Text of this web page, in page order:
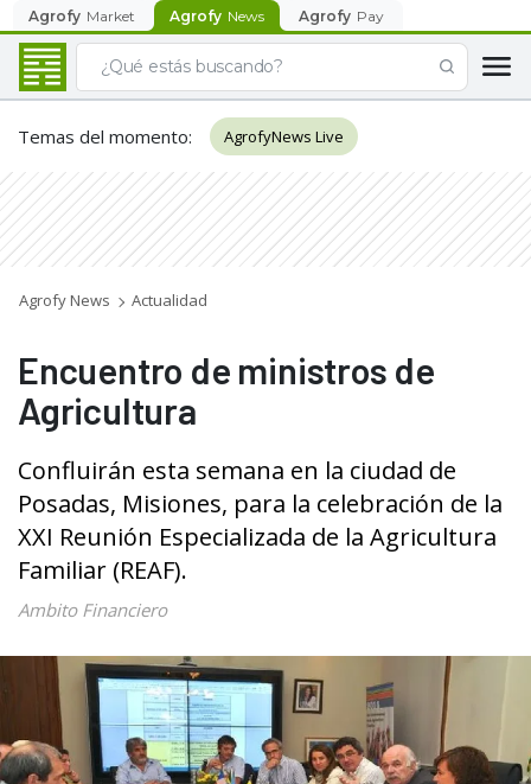
Agrofy Market Agrofy News Agrofy Pay
Temas del momento: AgrofyNews Live
Agrofy News Actualidad
Encuentro de ministros de
Agricultura
Confluirán esta semana en la ciudad de
Posadas, Misiones, para la celebración de la
XXI Reunión Especializada de la Agricultura
Familiar (REAF).
Ambito Financiero